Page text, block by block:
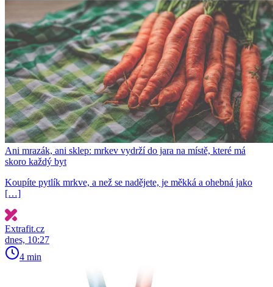
Ani mrazák, ani sklep: mrkev vydrží do jara na místě, které má
skoro každý byt
Koupíte pytlík mrkve, a než se nadějete, je měkká a ohebná jako
[…]
Extrafit.cz
dnes, 10:27
4 min